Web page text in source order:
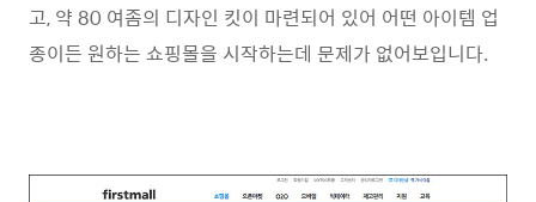
고, 약 80 여좀의 디자인 킷이 마련되어 있어 어떤 아이템 업
종이든 원하는 쇼핑몰을 시작하는데 문제가 없어보입니다.